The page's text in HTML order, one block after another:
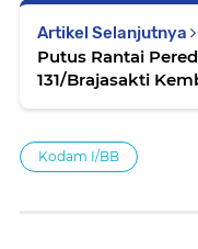
Artikel Selanjutnya
Putus Rantai
131/Brajasakti
Kodam I/BB